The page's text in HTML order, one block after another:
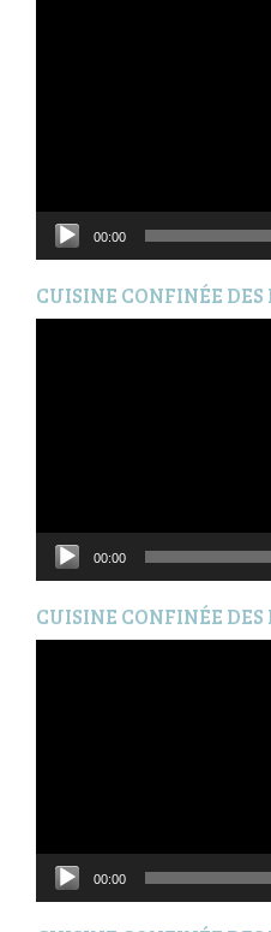
00:00
CUISINE CONFINÉE DES
00:00
CUISINE CONFINÉE DES
00:00